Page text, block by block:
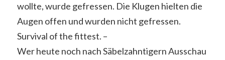
wollte, wurde gefressen. Die Klugen hielten die
Augen offen und wurden nicht gefressen.
Survival of the fittest. –
Wer heute noch nach Säbelzahntigern Ausschau